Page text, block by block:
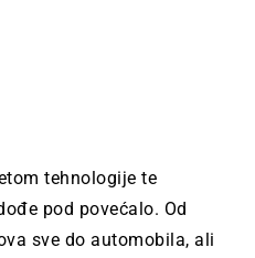
tehnologije te
pod povećalo. Od
sve do automobila, ali